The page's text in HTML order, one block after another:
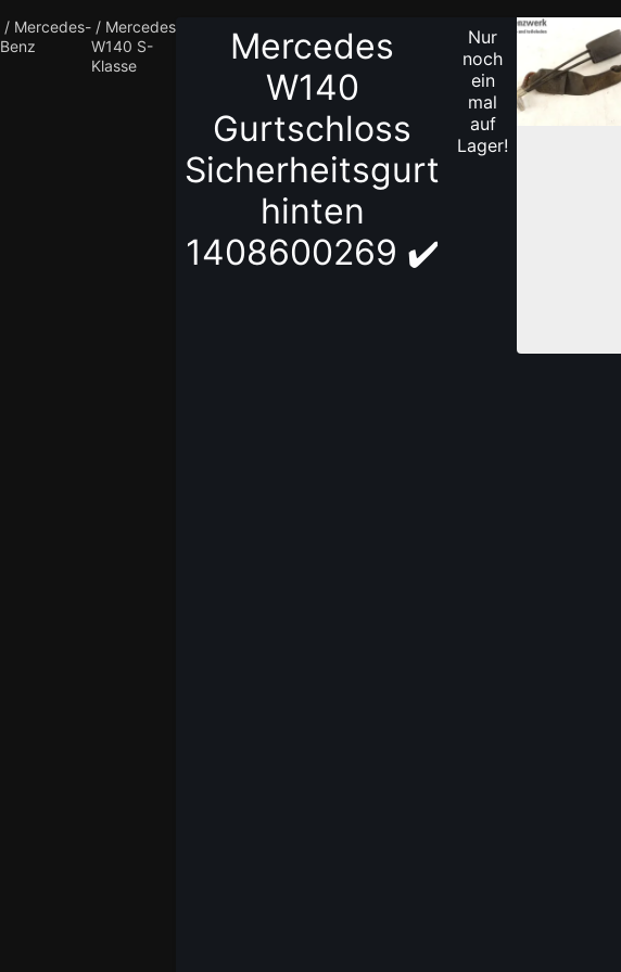
/ Mercedes-
Benz
/ Mercedes
W140 S-
Klasse
Mercedes
W140
Gurtschloss
Sicherheitsgurt
hinten
1408600269 ✔️
Nur
noch
ein
mal
auf
Lager!
/
1